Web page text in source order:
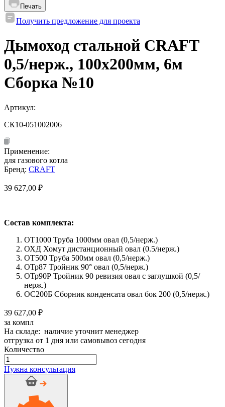
Печать
Получить предложение для проекта
Дымоход стальной CRAFT
0,5/нерж., 100х200мм, 6м
Сборка №10
Артикул:
СК10-051002006
Применение:
для газового котла
Бренд: CRAFT
39 627,00 ₽
Состав комплекта:
ОТ1000 Труба 1000мм овал (0,5/нерж.)
ОХД Хомут дистанционный овал (0.5/нерж.)
ОТ500 Труба 500мм овал (0,5/нерж.)
ОТр87 Тройник 90° овал (0,5/нерж.)
ОТр90Р Тройник 90 ревизия овал с заглушкой (0,5/
нерж.)
ОС200Б Сборник конденсата овал бок 200 (0,5/нерж.)
39 627,00 ₽
за компл
На складе: наличие уточнит менеджер
отгрузка от 1 дня или самовывоз сегодня
Количество
Количество
товара
Дымоход
стальной
CRAFT
Нужна консультация